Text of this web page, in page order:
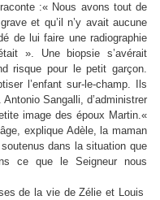
:« Nous avons tout de
et qu’il n’y avait aucune
de lui faire une radiographie
». Une biopsie s’avérait
risque pour le petit garçon.
l’enfant sur-le-champ. Ils
Sangalli, d’administrer
image des époux Martin.«
explique Adèle, la maman
dans la situation que
ce que le Seigneur nous
de la vie de Zélie et Louis